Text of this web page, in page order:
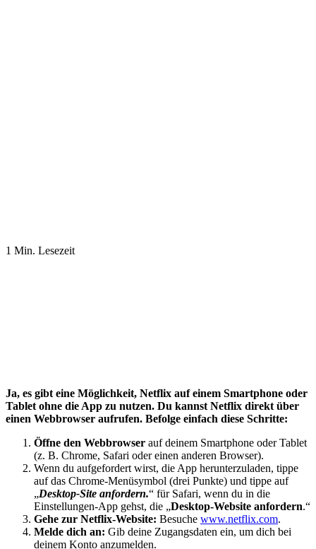
1 Min. Lesezeit
Ja, es gibt eine Möglichkeit, Netflix auf einem Smartphone oder
Tablet ohne die App zu nutzen. Du kannst Netflix direkt über
einen Webbrowser aufrufen. Befolge einfach diese Schritte:
Öffne den Webbrowser auf deinem Smartphone oder Tablet
(z. B. Chrome, Safari oder einen anderen Browser).
Wenn du aufgefordert wirst, die App herunterzuladen, tippe
auf das Chrome-Menüsymbol (drei Punkte) und tippe auf
„Desktop-Site anfordern.“ für Safari, wenn du in die
Einstellungen-App gehst, die „Desktop-Website anfordern.“
Gehe zur Netflix-Website: Besuche www.netflix.com.
Melde dich an: Gib deine Zugangsdaten ein, um dich bei
deinem Konto anzumelden.